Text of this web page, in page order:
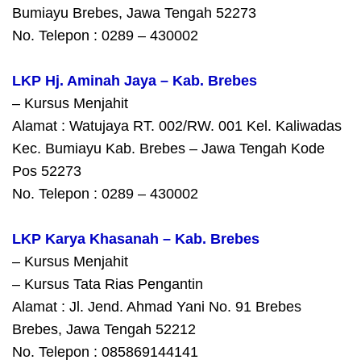
Bumiayu Brebes, Jawa Tengah 52273
No. Telepon : 0289 – 430002
LKP Hj. Aminah Jaya – Kab. Brebes
– Kursus Menjahit
Alamat : Watujaya RT. 002/RW. 001 Kel. Kaliwadas
Kec. Bumiayu Kab. Brebes – Jawa Tengah Kode
Pos 52273
No. Telepon : 0289 – 430002
LKP Karya Khasanah – Kab. Brebes
– Kursus Menjahit
– Kursus Tata Rias Pengantin
Alamat : Jl. Jend. Ahmad Yani No. 91 Brebes
Brebes, Jawa Tengah 52212
No. Telepon : 085869144141